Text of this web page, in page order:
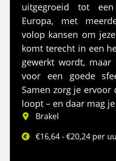
uitgegroeid tot
Europa, met
volop kansen om
komt terecht in een
gewerkt wordt,
voor een goede
Samen zorg je
loopt – en daar mag
Brakel
€16,64 - €20,24 per